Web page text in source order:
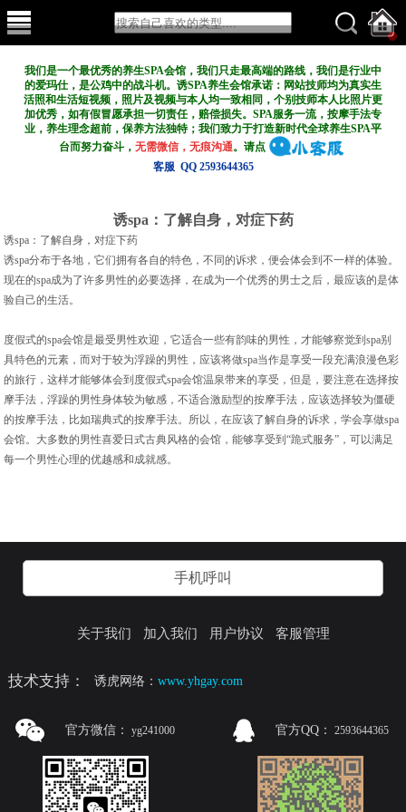
我们是一个最优秀的养生SPA会馆，我们只走最高端的路线，我们是行业中
的爱玛仕，是公鸡中的战斗机。诱SPA养生会馆承诺：网站技师均为真实生
活照和生活短视频，照片及视频与本人均一致相同，个别技师本人比照片更
加优秀，如有假冒愿承担一切责任，赔偿损失。SPA服务一流，按摩手法专
业，养生理念超前，保养方法独特；我们致力于打造新时代全球养生SPA平
台而努力奋斗，无需微信，无痕沟通。请点
客服 QQ 2593644365
诱spa：了解自身，对症下药
诱spa：了解自身，对症下药
诱spa分布于各地，它们拥有各自的特色，不同的诉求，便会体会到不一样的体验。
现在的spa成为了许多男性的必要选择，在成为一个优秀的男士之后，最应该的是体
验自己的生活。
度假式的spa会馆是最受男性欢迎，它适合一些有韵味的男性，才能够察觉到spa别
具特色的元素，而对于较为浮躁的男性，应该将做spa当作是享受一段充满浪漫色彩
的旅行，这样才能够体会到度假式spa会馆温泉带来的享受，但是，要注意在选择按
摩手法，浮躁的男性身体较为敏感，不适合激励型的按摩手法，应该选择较为僵硬
的按摩手法，比如瑞典式的按摩手法。所以，在应该了解自身的诉求，学会享做spa
会馆。大多数的男性喜爱日式古典风格的会馆，能够享受到“跪式服务”，可以满足
每一个男性心理的优越感和成就感。
手机呼叫
关于我们 加入我们 用户协议 客服管理
技术支持： 诱虎网络：www.yhgay.com
官方微信： yg241000 官方QQ： 2593644365